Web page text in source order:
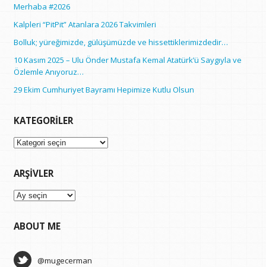
Merhaba #2026
Kalpleri “PitPit” Atanlara 2026 Takvimleri
Bolluk; yüreğimizde, gülüşümüzde ve hissettiklerimizdedir…
10 Kasım 2025 – Ulu Önder Mustafa Kemal Atatürk’ü Saygıyla ve
Özlemle Anıyoruz…
29 Ekim Cumhuriyet Bayramı Hepimize Kutlu Olsun
KATEGORILER
Kategoriler
ARŞIVLER
Arşivler
ABOUT ME
@mugecerman